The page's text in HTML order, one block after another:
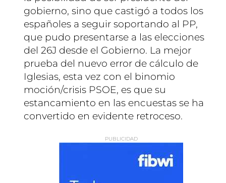
gobierno, sino que castigó a todos los
españoles a seguir soportando al PP,
que pudo presentarse a las elecciones
del 26J desde el Gobierno. La mejor
prueba del nuevo error de cálculo de
Iglesias, esta vez con el binomio
moción/crisis PSOE, es que su
estancamiento en las encuestas se ha
convertido en evidente retroceso.